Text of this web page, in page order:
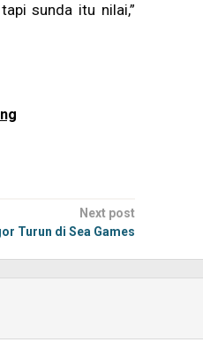
sunda itu nilai,”
Next post
Turun di Sea Games